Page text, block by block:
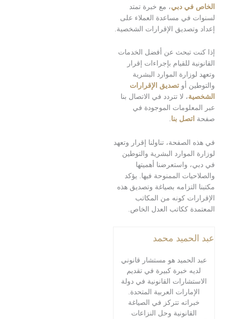
دبي، مع خبرة تمتد
في مساعدة العملاء على
الإقرارات الشخصية.
تبحث عن أفضل الخدمات
للقيام بإجراءات إقرار
الموارد البشرية
أو تصديق الإقرارات
، لا تتردد في الاتصال بنا
الموجودة في
بنا.
تناولنا إقرار وتعهد
البشرية والتوطين
أهميتها
الممنوحة فيها. يؤكد
بصياغة وتصديق هذه
كونه من المكاتب
ككاتب العدل الخاص.
محمد
هو مستشار قانوني
خبرة كبيرة في تقديم
القانونية في دولة
العربية المتحدة.
تتركز في الصياغة
وحل النزاعات